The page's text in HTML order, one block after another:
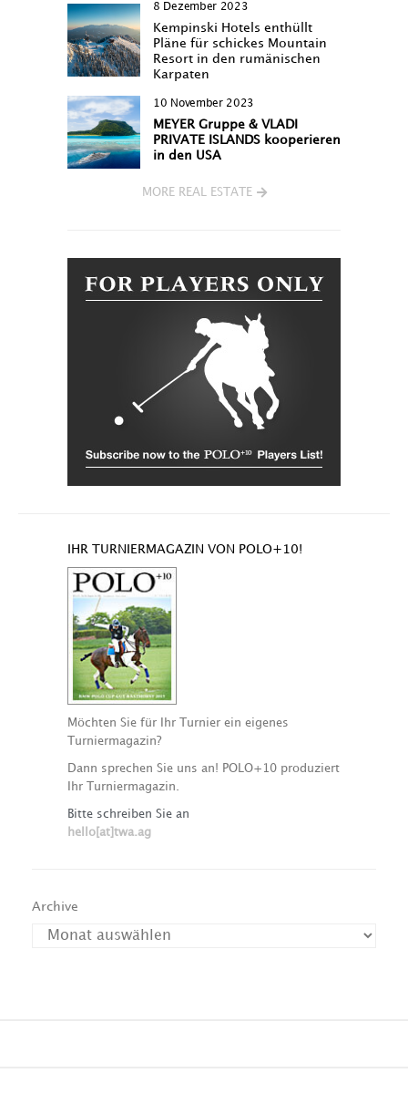
8 Dezember 2023
Kempinski Hotels enthüllt
Pläne für schickes Mountain
Resort in den rumänischen
Karpaten
10 November 2023
MEYER Gruppe & VLADI
PRIVATE ISLANDS kooperieren
in den USA
MORE REAL ESTATE
IHR TURNIERMAGAZIN VON POLO+10!
Möchten Sie für Ihr Turnier ein eigenes
Turniermagazin?
Dann sprechen Sie uns an! POLO+10 produziert
Ihr Turniermagazin.
Bitte schreiben Sie an
hello[at]twa.ag
Archive